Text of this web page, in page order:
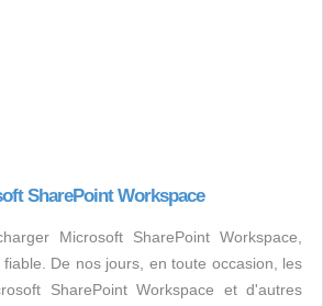
SharePoint Workspace
Microsoft SharePoint Workspace,
De nos jours, en toute occasion, les
SharePoint Workspace et d'autres